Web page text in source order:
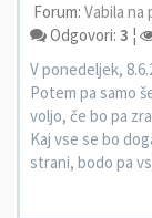
Forum: Vabila
Odgovori: 3 ¦
V ponedeljek,
Potem pa samo
voljo, če bo pa
Kaj vse se bo
strani, bodo pa